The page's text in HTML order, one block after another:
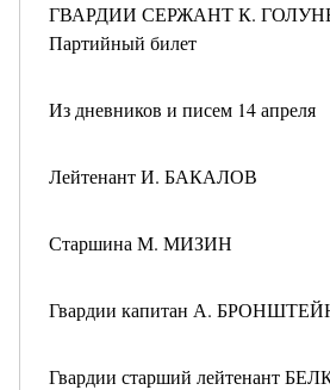
ГВАРДИИ СЕРЖАНТ К.
Партийный билет
Из дневников и писем 14 апреля
Лейтенант И. БАКАЛОВ
Старшина М. МИЗИН
Гвардии капитан А.
Гвардии старший лейтенант